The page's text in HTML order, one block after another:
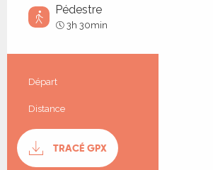
Pédestre
3h 30min
Informations pratiques
Départ
Distance
Documentation
TRACÉ GPX